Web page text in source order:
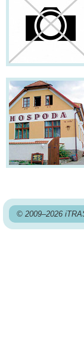
© 2009–2026